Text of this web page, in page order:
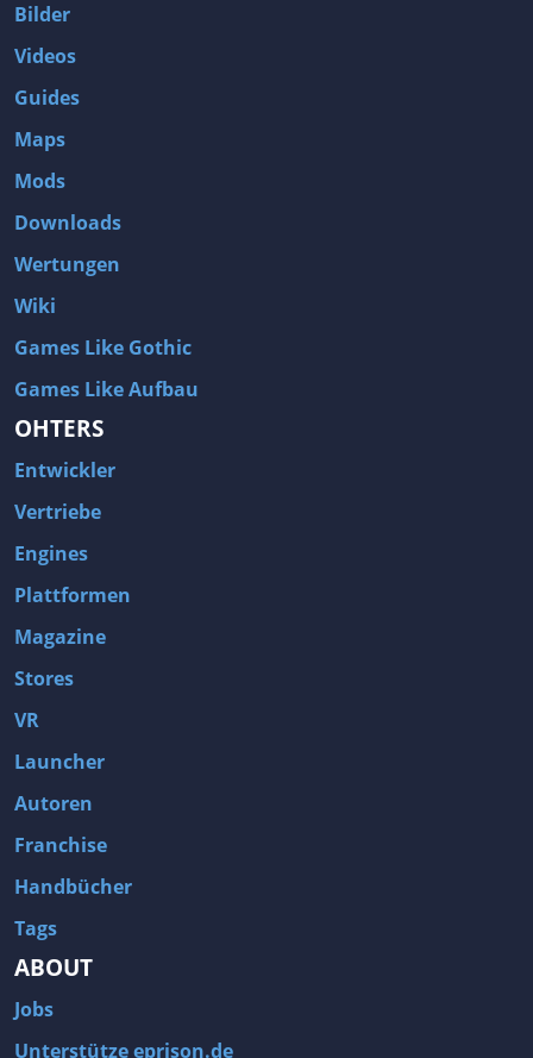
Bilder
Videos
Guides
Maps
Mods
Downloads
Wertungen
Wiki
Games Like Gothic
Games Like Aufbau
OHTERS
Entwickler
Vertriebe
Engines
Plattformen
Magazine
Stores
VR
Launcher
Autoren
Franchise
Handbücher
Tags
ABOUT
Jobs
Unterstütze eprison.de